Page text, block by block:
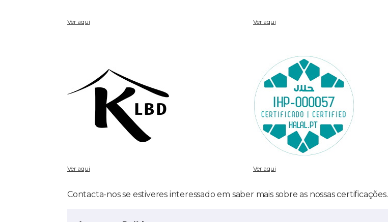
Ver aqui Ver aqui
Ver aqui Ver aqui
Contacta-nos se estiveres interessado em saber mais sobre as nossas certificações.